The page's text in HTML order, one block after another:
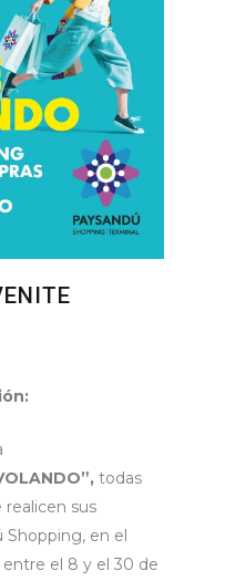
todas
realicen sus
Shopping, en el
el 8 y el 30 de